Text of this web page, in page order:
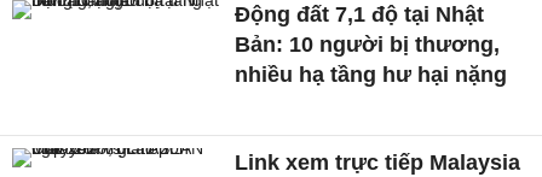
Động đất 7,1 độ tại Nhật
Bản: 10 người bị thương,
nhiều hạ tầng hư hại nặng
Link xem trực tiếp Malaysia